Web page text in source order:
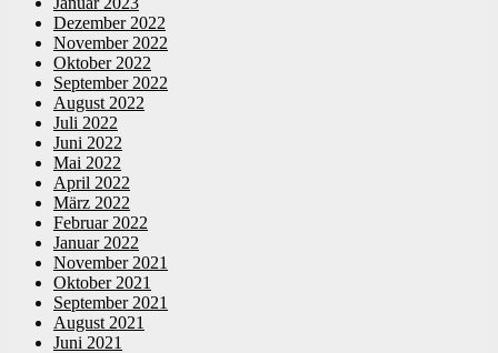
Dezember 2022
November 2022
Oktober 2022
September 2022
August 2022
Juli 2022
Juni 2022
Mai 2022
April 2022
März 2022
Februar 2022
Januar 2022
November 2021
Oktober 2021
September 2021
August 2021
Juni 2021